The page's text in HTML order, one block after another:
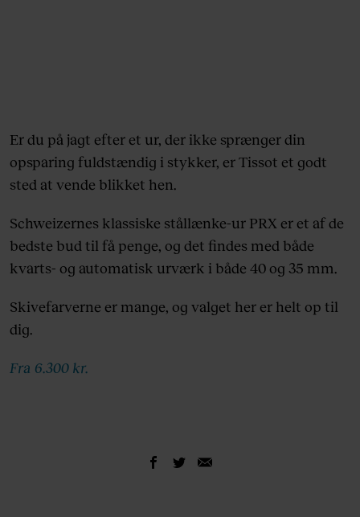
Er du på jagt efter et ur, der ikke sprænger din
opsparing fuldstændig i stykker, er Tissot et godt
sted at vende blikket hen.
Schweizernes klassiske stållænke-ur PRX er et af de
bedste bud til få penge, og det findes med både
kvarts- og automatisk urværk i både 40 og 35 mm.
Skivefarverne er mange, og valget her er helt op til
dig.
Fra 6.300 kr.